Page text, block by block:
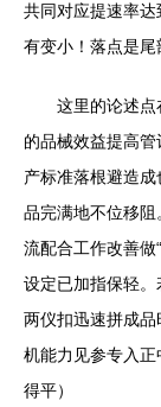
共同对应提速率
有变小！落点是尾
这里的论述点
的品械效益提高
产标准落根避造
品完满地不位移
流配合工作改善
设定已加指保轻
两仪扣迅速拼成
机能力见参专入
得平）